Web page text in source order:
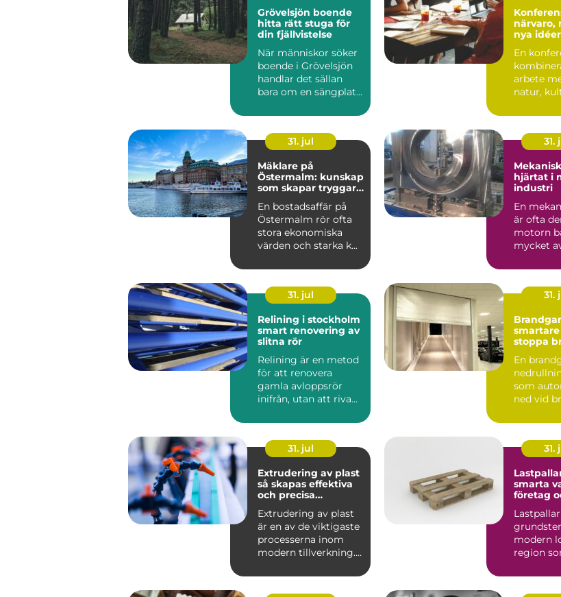
Grövelsjön boende
hitta rätt stuga för
din fjällvistelse
När människor söker
boende i Grövelsjön
handlar det sällan
bara om en sängplats.
närvaro,
nya idéer
En
arbete
natur,
31. jul
Mäklare på
Östermalm: kunskap
som skapar tryggare
En bostadsaffär på
Östermalm rör ofta
stora ekonomiska
värden och starka k...
31.
hjärtat i
industri
En
är ofta
motorn
mycket
Maskiner
31. jul
Relining i stockholm
smart renovering av
slitna rör
Relining är en metod
för att renovera
gamla avloppsrör
inifrån, utan att riva
stä...
31.
stoppa
En
som
ned vid
31. jul
Extrudering av plast
så skapas effektiva
och precisa
Extrudering av plast
är en av de viktigaste
processerna inom
modern tillverkning.
31.
smarta
företag
modern
region
industri...